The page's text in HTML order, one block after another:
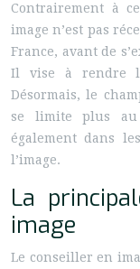
Contrairement à
image n’est pas
France, avant de
Il vise à rendre
Désormais, le
se limite plus
également dans
l’image.
La
image
Le conseiller en